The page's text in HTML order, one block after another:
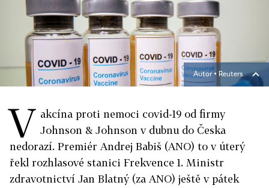
Autor ▪ Reuters
V akcína proti nemoci covid-19 od firmy
Johnson & Johnson v dubnu do Česka
nedorazí. Premiér Andrej Babiš (ANO) to v úterý
řekl rozhlasové stanici Frekvence 1. Ministr
zdravotnictví Jan Blatný (za ANO) ještě v pátek